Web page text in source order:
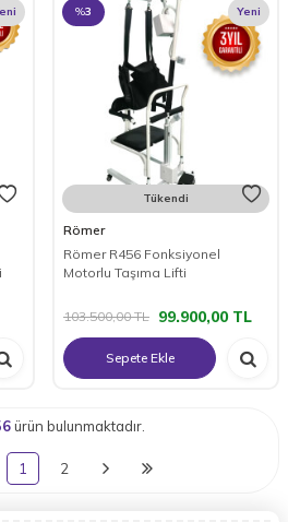
%3 Yeni
Tükendi
Römer
Römer R456 Fonksiyonel
Motorlu Taşıma Lifti
103.500,00TL 99.900,00 TL
Sepete Ekle
ürün bulunmaktadır.
1 2